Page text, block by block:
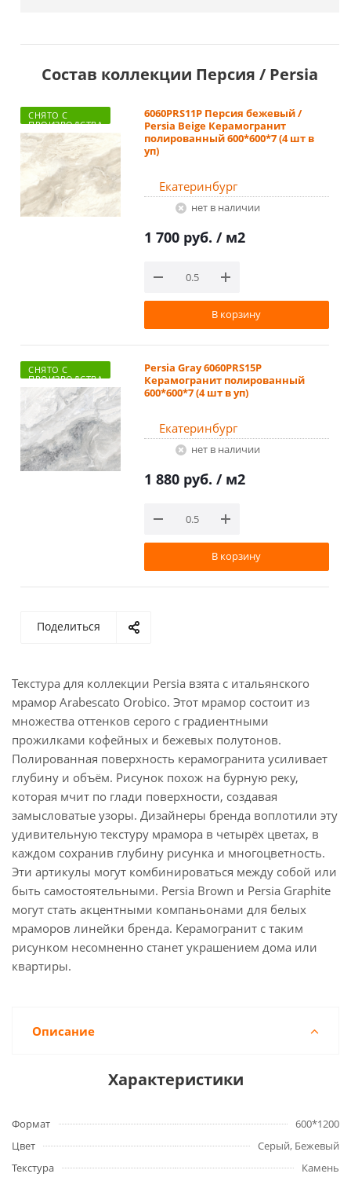
Состав коллекции Персия / Persia
СНЯТО С
ПРОИЗВОДСТВА
6060PRS11P Персия бежевый /
Persia Beige Керамогранит
полированный 600*600*7 (4 шт в
уп)
Екатеринбург
Нет в наличии
1 700 руб. / м2
В корзину
СНЯТО С
ПРОИЗВОДСТВА
Persia Gray 6060PRS15P
Керамогранит полированный
600*600*7 (4 шт в уп)
Екатеринбург
Нет в наличии
1 880 руб. / м2
В корзину
Поделиться
Текстура для коллекции Persia взята с итальянского
мрамор Arabescato Orobico. Этот мрамор состоит из
множества оттенков серого с градиентными
прожилками кофейных и бежевых полутонов.
Полированная поверхность керамогранита усиливает
глубину и объём. Рисунок похож на бурную реку,
которая мчит по глади поверхности, создавая
замысловатые узоры. Дизайнеры бренда воплотили эту
удивительную текстуру мрамора в четырёх цветах, в
каждом сохранив глубину рисунка и многоцветность.
Эти артикулы могут комбинироваться между собой или
быть самостоятельными. Persia Brown и Persia Graphite
могут стать акцентными компаньонами для белых
мраморов линейки бренда. Керамогранит с таким
рисунком несомненно станет украшением дома или
квартиры.
Описание
Характеристики
Формат
600*1200
Цвет
Серый, Бежевый
Текстура
Камень